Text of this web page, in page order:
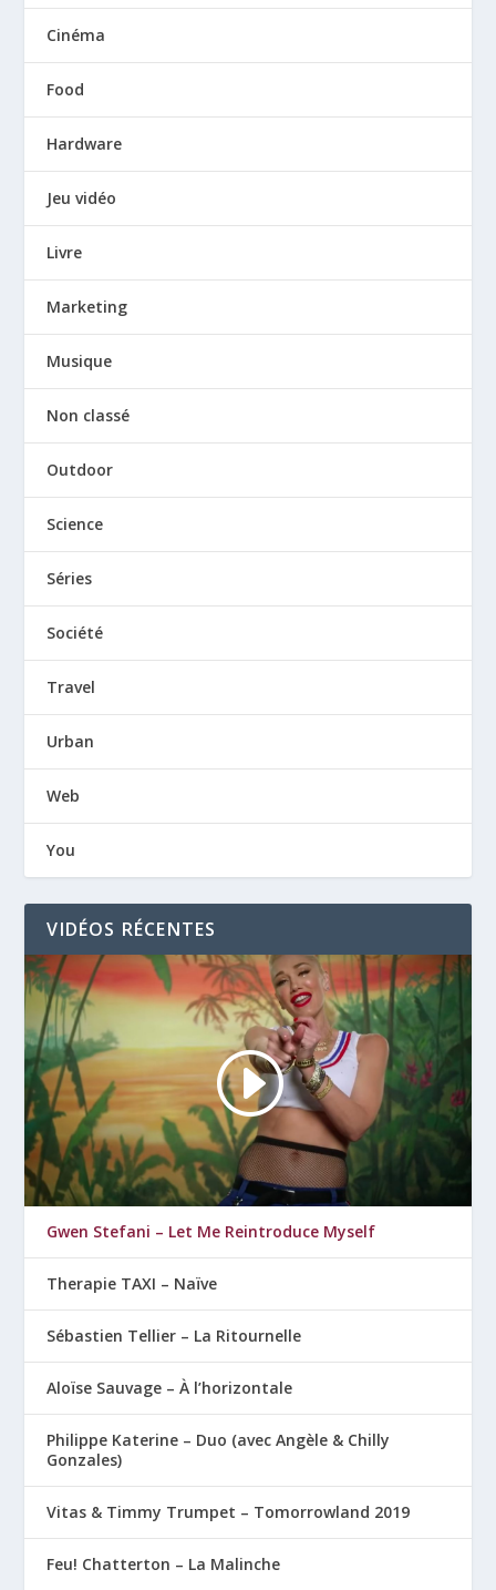
Cinéma
Food
Hardware
Jeu vidéo
Livre
Marketing
Musique
Non classé
Outdoor
Science
Séries
Société
Travel
Urban
Web
You
VIDÉOS RÉCENTES
Gwen Stefani – Let Me Reintroduce Myself
Therapie TAXI – Naïve
Sébastien Tellier – La Ritournelle
Aloïse Sauvage – À l’horizontale
Philippe Katerine – Duo (avec Angèle & Chilly
Gonzales)
Vitas & Timmy Trumpet – Tomorrowland 2019
Feu! Chatterton – La Malinche